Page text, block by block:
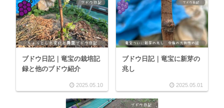
ブドウ日記｜竜宝の栽培記
録と他のブドウ紹介
2025.05.10
ブドウ日記｜竜宝に新芽の
兆し
2025.05.01